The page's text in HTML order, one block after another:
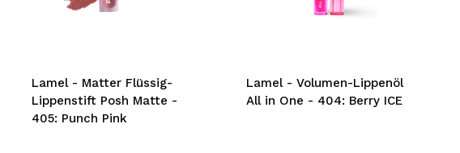
MAQUIFARMA
TRAVEL SIZE
NATURE
Lamel - Matter Flüssig-
Lippenstift Posh Matte -
405: Punch Pink
Lamel - Volumen-Lippenöl
All in One - 404: Berry ICE